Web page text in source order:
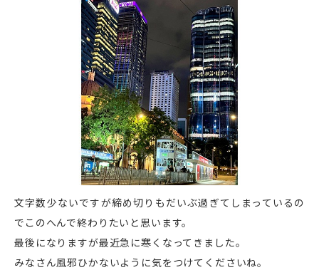
文字数少ないですが締め切りもだいぶ過ぎてしまっているの
でこのへんで終わりたいと思います。
最後になりますが最近急に寒くなってきました。
みなさん風邪ひかないように気をつけてくださいね。